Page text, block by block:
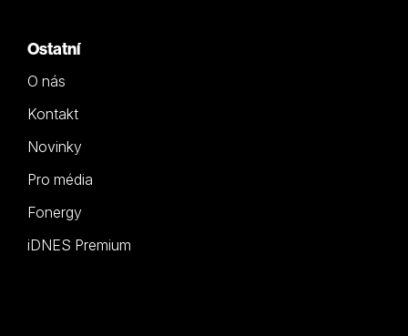
Ostatní
O nás
Kontakt
Novinky
Pro média
Fonergy
iDNES Premium